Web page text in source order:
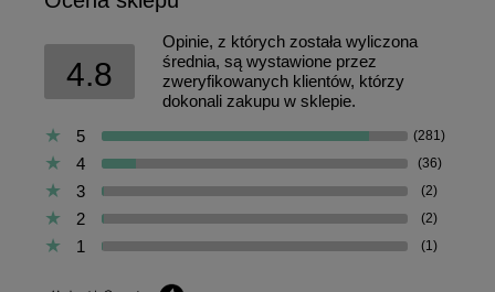
4.8
Opinie, z których została wyliczona
średnia, są wystawione przez
zweryfikowanych klientów, którzy
dokonali zakupu w sklepie.
5
(281)
4 (36)
3 (2)
2 (2)
1 (1)